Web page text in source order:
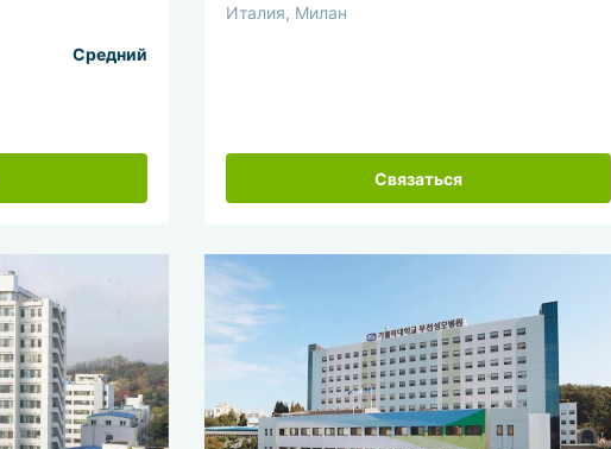
Средний
Италия, Милан
Связаться